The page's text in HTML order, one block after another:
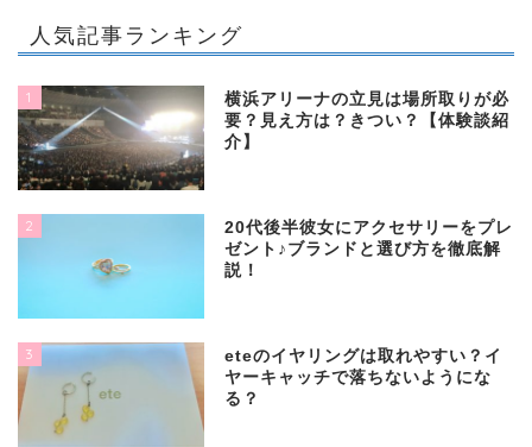
人気記事ランキング
1
横浜アリーナの立見は場所取りが必
要？見え方は？きつい？【体験談紹
介】
2
20代後半彼女にアクセサリーをプレ
ゼント♪ブランドと選び方を徹底解
説！
3
eteのイヤリングは取れやすい？イ
ヤーキャッチで落ちないようにな
る？